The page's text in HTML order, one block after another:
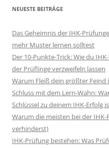
NEUESTE BEITRÄGE
Das Geheimnis der IHK-
mehr Muster lernen solltest
Der 10-Punkte-Trick: Wie du
der Prüflinge verzweifeln lassen
Warum Fleiß dein größter Feind
Schluss mit dem Lern-Wahn:
Schlüssel zu deinem IHK-Erfolg
Warum die meisten bei der
verhinderst)
IHK-Prüfung bestehen: Was